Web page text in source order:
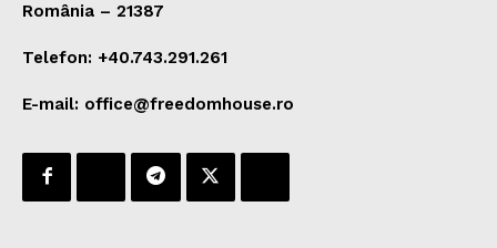
România – 21387
Telefon: +40.743.291.261
E-mail: office@freedomhouse.ro